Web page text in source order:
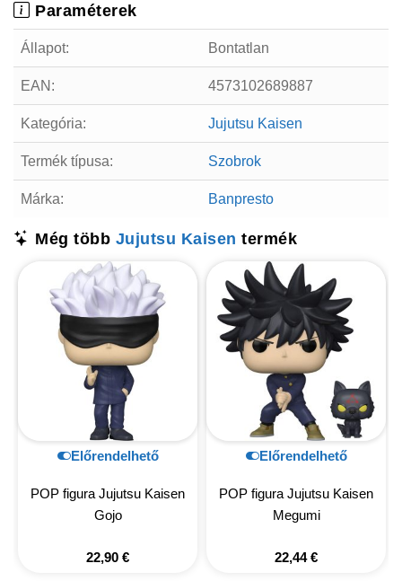
Paraméterek
Állapot: Bontatlan
EAN: 4573102689887
Kategória: Jujutsu Kaisen
Termék típusa: Szobrok
Márka: Banpresto
Még több Jujutsu Kaisen termék
Előrendelhető
POP figura Jujutsu Kaisen
Gojo
22,90 €
Előrendelhető
POP figura Jujutsu Kaisen
Megumi
22,44€